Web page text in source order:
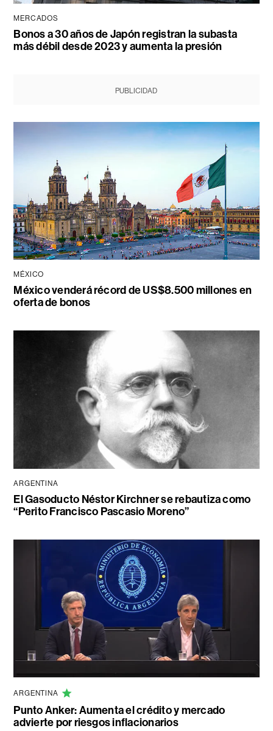
MERCADOS
Bonos a 30 años de Japón registran la subasta
más débil desde 2023 y aumenta la presión
PUBLICIDAD
MÉXICO
México venderá récord de US$8.500 millones en
oferta de bonos
ARGENTINA
El Gasoducto Néstor Kirchner se rebautiza como
“Perito Francisco Pascasio Moreno”
ARGENTINA
Punto Anker: Aumenta el crédito y mercado
advierte por riesgos inflacionarios